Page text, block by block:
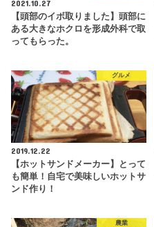
2021.10.27
【頭部のイボ取りました】頭部に
ある大きなホクロを形成外科で取
ってもらった。
グルメ
2019.12.22
【ホットサンドメーカー】とって
も簡単！自宅で美味しいホットサ
ンド作り！
農業